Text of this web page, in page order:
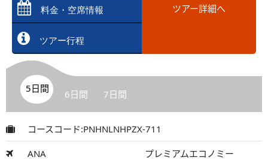
料金・空席情報
ツアー行程
ツアー詳細へ
5日間 6日間 7日間
コースコード:PNHNLNHPZX-711
ANA プレミアムエコノミー